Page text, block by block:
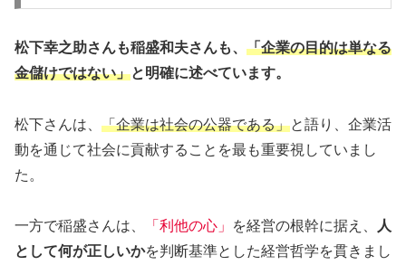
松下幸之助さんも稲盛和夫さんも、 「企業の目的は単なる
金儲けではない」と明確に述べています。
松下さんは、 「企業は社会の公器である」と語り、企業活
動を通じて社会に貢献することを最も重要視していまし
た。
一方で稲盛さんは、 「利他の心」 を経営の根幹に据え、
人
として何が正しいかを判断基準とした経営哲学を貫きまし